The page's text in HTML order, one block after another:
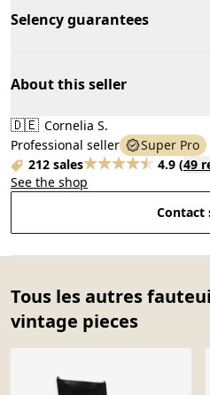
Selency guarantees
About this seller
🇩🇪 Cornelia S.
Professional seller
Super Pro
212 sales
4.9 (49
See the shop
Contact
Tous les autres
vintage pieces